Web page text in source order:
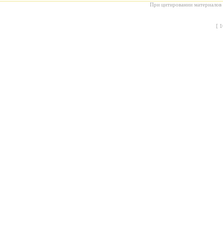
При цитировании материалов
[